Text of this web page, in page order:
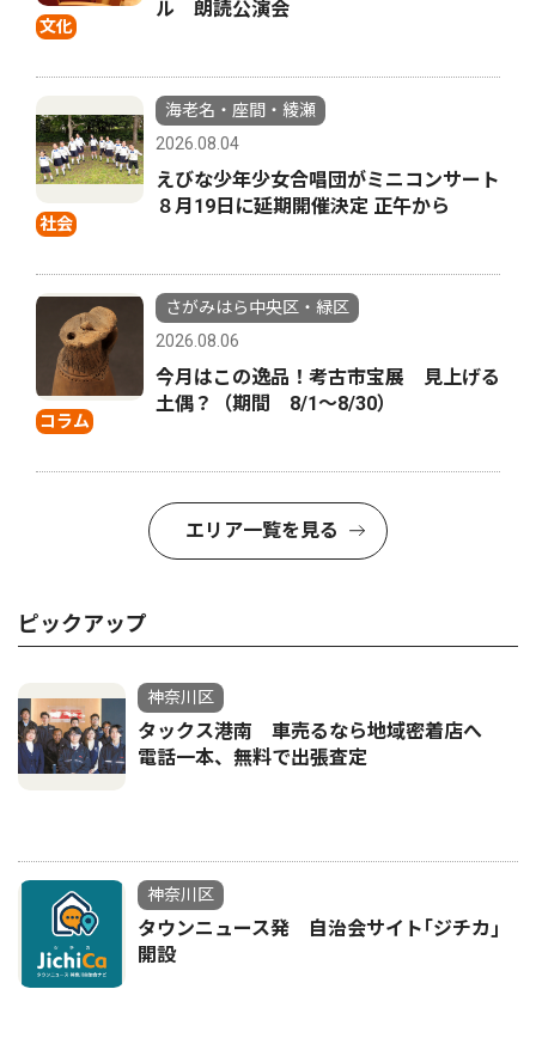
文化
ル 朗読公演会
社会
海老名・座間・綾瀬
2026.08.04
えびな少年少女合唱団がミニコンサート
８月19日に延期開催決定 正午から
コラム
さがみはら中央区・緑区
2026.08.06
今月はこの逸品！考古市宝展 見上げる
土偶？（期間 8/1〜8/30）
エリア一覧を見る
ピックアップ
神奈川区
タックス港南 車売るなら地域密着店へ
電話一本、無料で出張査定
神奈川区
タウンニュース発 自治会サイト｢ジチカ｣
開設